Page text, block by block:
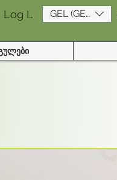
Log In GEL (GEL)